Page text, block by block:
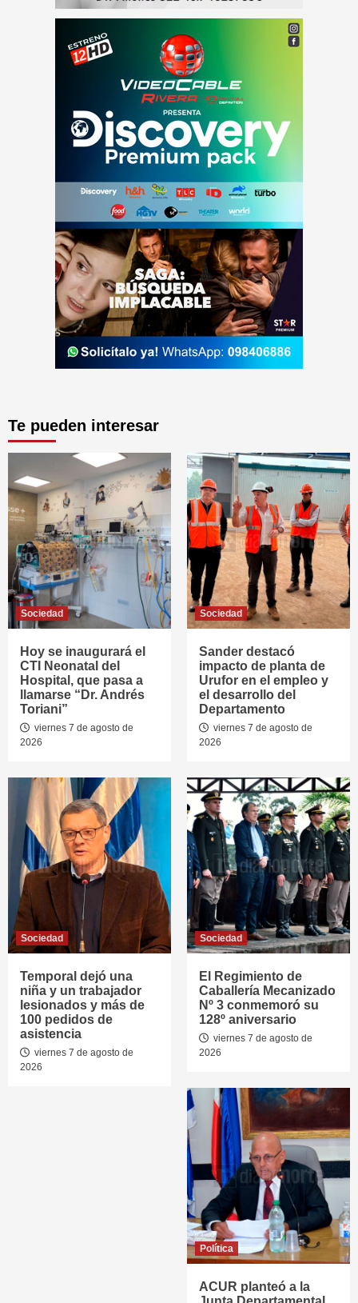
Te pueden interesar
Sociedad
Hoy se inaugurará el
CTI Neonatal del
Hospital, que pasa a
llamarse “Dr. Andrés
Toriani”
viernes 7 de agosto de
2026
Sociedad
Sander destacó
impacto de planta de
Urufor en el empleo y
el desarrollo del
Departamento
viernes 7 de agosto de
2026
Sociedad
Temporal dejó una
niña y un trabajador
lesionados y más de
100 pedidos de
asistencia
viernes 7 de agosto de
2026
Sociedad
El Regimiento de
Caballería Mecanizado
Nº 3 conmemoró su
128º aniversario
viernes 7 de agosto de
2026
Política
ACUR planteó a la